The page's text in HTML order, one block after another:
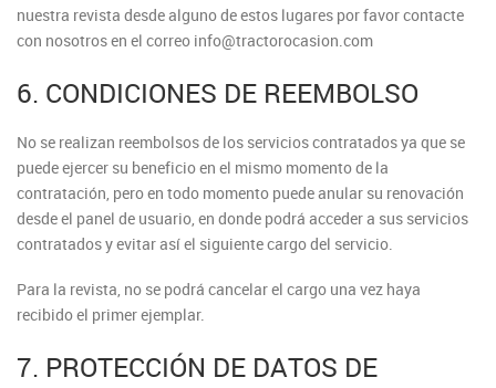
nuestra revista desde alguno de estos lugares por favor contacte
con nosotros en el correo info@tractorocasion.com
6. CONDICIONES DE REEMBOLSO
No se realizan reembolsos de los servicios contratados ya que se
puede ejercer su beneficio en el mismo momento de la
contratación, pero en todo momento puede anular su renovación
desde el panel de usuario, en donde podrá acceder a sus servicios
contratados y evitar así el siguiente cargo del servicio.
Para la revista, no se podrá cancelar el cargo una vez haya
recibido el primer ejemplar.
7. PROTECCIÓN DE DATOS DE